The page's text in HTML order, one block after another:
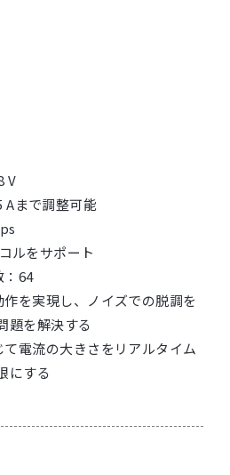
V
Aまで調整可能
ルをサポート
：64
を実現し、ノイズでの脱調を
題を解決する
電流の大きさをリアルタイム
にする